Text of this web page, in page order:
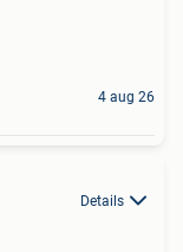
4 aug 26
Details